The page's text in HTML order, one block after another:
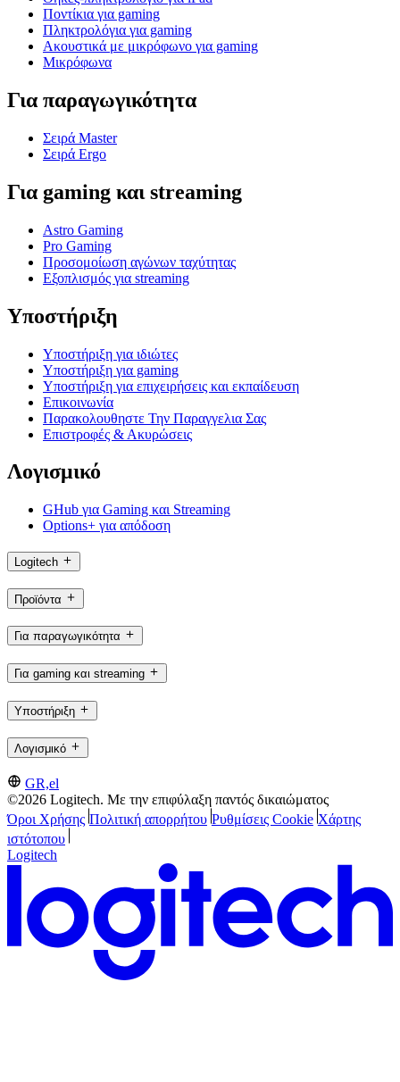
Ποντίκια για gaming
Πληκτρολόγια για gaming
Ακουστικά με μικρόφωνο για gaming
Μικρόφωνα
Για παραγωγικότητα
Σειρά Master
Σειρά Ergo
Για gaming και streaming
Astro Gaming
Pro Gaming
Προσομοίωση αγώνων ταχύτητας
Εξοπλισμός για streaming
Υποστήριξη
Υποστήριξη για ιδιώτες
Υποστήριξη για gaming
Υποστήριξη για επιχειρήσεις και εκπαίδευση
Επικοινωνία
Παρακολουθηστε Την Παραγγελια Σας
Επιστροφές & Ακυρώσεις
Λογισμικό
GHub για Gaming και Streaming
Options+ για απόδοση
Logitech
Προϊόντα
Για παραγωγικότητα
Για gaming και streaming
Υποστήριξη
Λογισμικό
GR,el
©2026 Logitech. Με την επιφύλαξη παντός δικαιώματος
Όροι Χρήσης Πολιτική απορρήτου Ρυθμίσεις Cookie Χάρτης
ιστότοπου
Logitech